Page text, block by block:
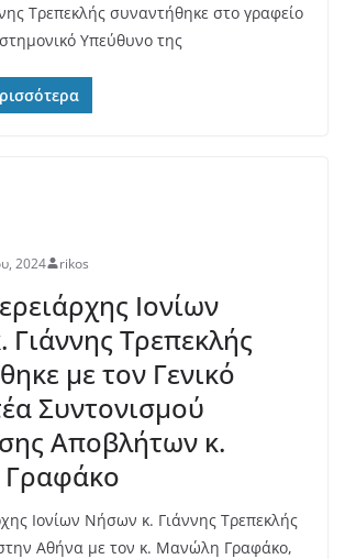
Τρεπεκλής συναντήθηκε στο γραφείο
Υπεύθυνο της
2024 rikos
Ιονίων
Τρεπεκλής
με τον Γενικό
Συντονισμού
Αποβλήτων κ.
Ιονίων Νήσων κ. Γιάννης Τρεπεκλής
Αθήνα με τον κ. Μανώλη Γραφάκο,